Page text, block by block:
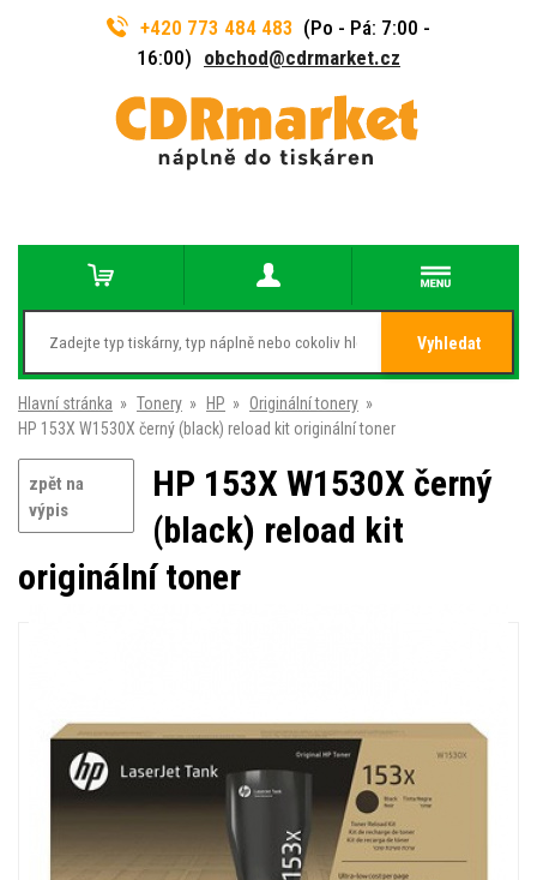
+420 773 484 483 (Po - Pá: 7:00 -
16:00) obchod@cdrmarket.cz
Vyhledat
Hlavní stránka » Tonery » HP » Originální tonery »
HP 153X W1530X černý (black) reload kit originální toner
zpět na
výpis
HP 153X W1530X černý
(black) reload kit
originální toner